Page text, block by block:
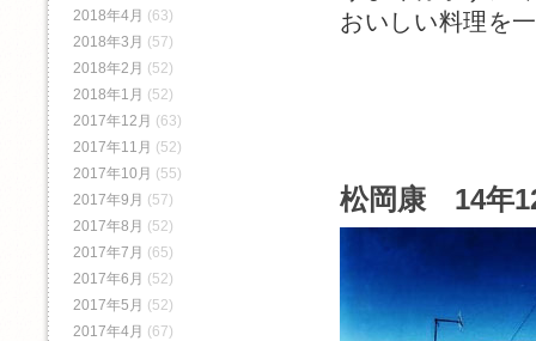
おいしい料理を
松岡康 14年
2018年4月 (63)
2018年3月 (57)
2018年2月 (52)
2018年1月 (52)
2017年12月 (63)
2017年11月 (52)
2017年10月 (55)
2017年9月 (57)
2017年8月 (52)
2017年7月 (65)
2017年6月 (52)
2017年5月 (52)
2017年4月 (67)